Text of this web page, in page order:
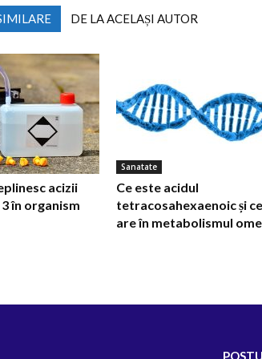
DE LA ACELAȘI AUTOR
acizii
în organism
Sanatate
Ce este acidul
tetracosahexaenoic și
are în metabolismul